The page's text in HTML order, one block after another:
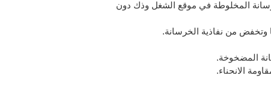
المخلوطة في موقع الشغل وذك دون